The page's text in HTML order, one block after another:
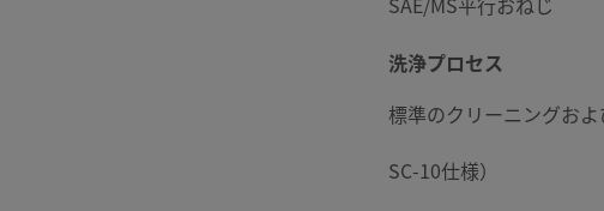
標準のクリーニングお
SC-10仕様）
洗浄プロセス